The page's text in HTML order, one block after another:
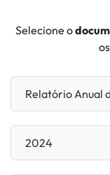
Selecione o